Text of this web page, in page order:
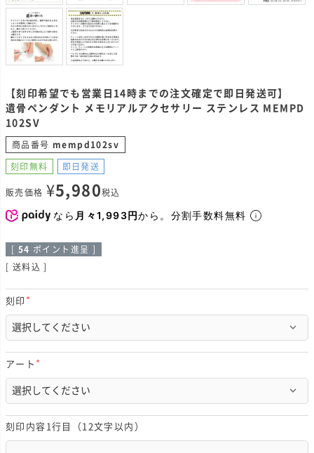
【刻印希望でも営業日14時までの注文確定で即日発送可】
遺骨ペンダント メモリアルアクセサリー ステンレス MEMPD
102SV
商品番号 mempd102sv
刻印無料 即日発送
販売価格 ¥5,980税込
なら 月々1,993円から。分割手数料無料
[ 54 ポイント進呈 ]
送料込
刻印
必
須
)
アート
須
)
刻印内容1行目（12文字以内）